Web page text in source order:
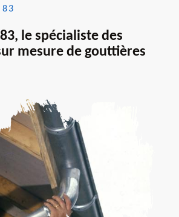
83
le spécialiste des
mesure de gouttières